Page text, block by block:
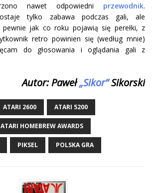
nawet odpowiedni przewodnik.
tylko zabawa podczas gali, ale
pewnie jak co roku pojawią się perełki, z
retro powinien się (według mnie)
do głosowania i oglądania gali z
Autor: Paweł„Sikor”Sikorski
ATARI 2600 ATARI 5200
ATARI HOMEBREW AWARDS
PIKSEL POLSKA GRA